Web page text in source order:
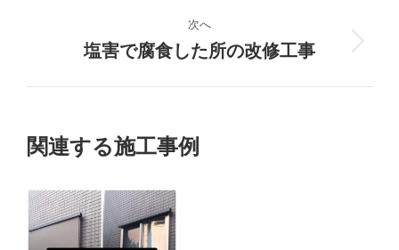
の
ナ
ビ
ロ
ジ
次へ
次
ジ
塩害で腐食した所の改修工事
関連する施工事例